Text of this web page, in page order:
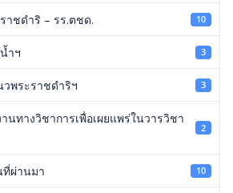
าชดำริ – รร.ตชด. 10
ำฯ 3
พระราชดำริฯ 3
ทางวิชาการเพื่อเผยแพร่ในวารวิชา
2
ที่ผ่านมา 10